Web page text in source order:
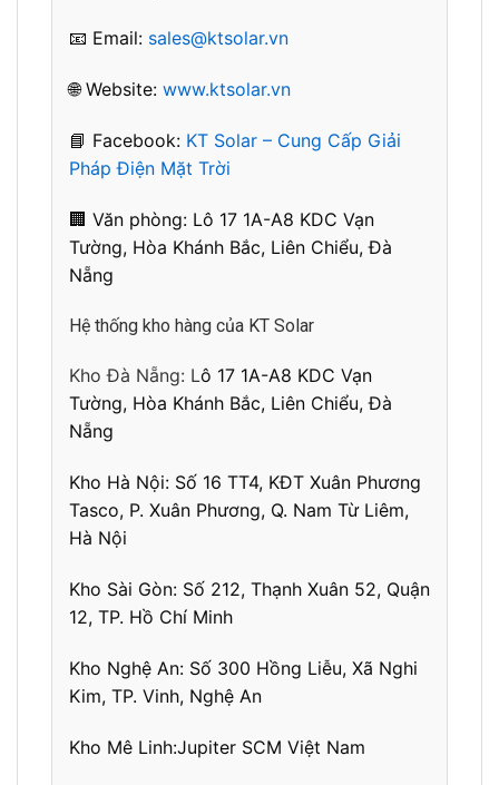
📧 Email: sales@ktsolar.vn
🌐 Website: www.ktsolar.vn
📘 Facebook: KT Solar – Cung Cấp Giải
Pháp Điện Mặt Trời
🏢 Văn phòng: Lô 17 1A-A8 KDC Vạn
Tường, Hòa Khánh Bắc, Liên Chiểu, Đà
Nẵng
Hệ thống kho hàng của KT Solar
Kho Đà Nẵng: Lô 17 1A-A8 KDC Vạn
Tường, Hòa Khánh Bắc, Liên Chiểu, Đà
Nẵng
Kho Hà Nội: Số 16 TT4, KĐT Xuân Phương
Tasco, P. Xuân Phương, Q. Nam Từ Liêm,
Hà Nội
Kho Sài Gòn: Số 212, Thạnh Xuân 52, Quận
12, TP. Hồ Chí Minh
Kho Nghệ An: Số 300 Hồng Liễu, Xã Nghi
Kim, TP. Vinh, Nghệ An
Kho Mê Linh:Jupiter SCM Việt Nam